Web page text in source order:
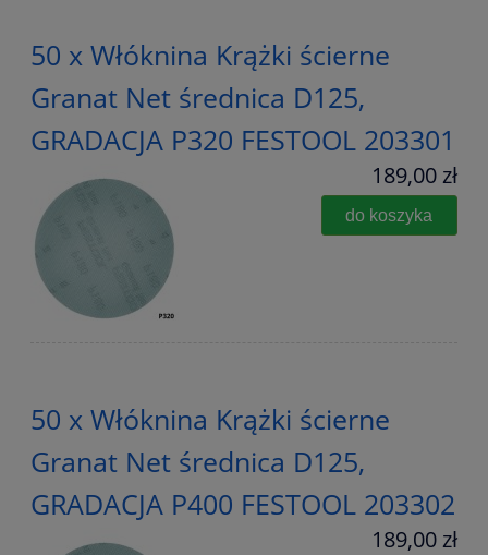
50 x Włóknina Krążki ścierne
Granat Net średnica D125,
GRADACJA P320 FESTOOL 203301
189,00 zł
do koszyka
50 x Włóknina Krążki ścierne
Granat Net średnica D125,
GRADACJA P400 FESTOOL 203302
189,00 zł